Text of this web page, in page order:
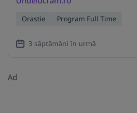
Orastie Program Full Time
3 săptămâni în urmă
Ad